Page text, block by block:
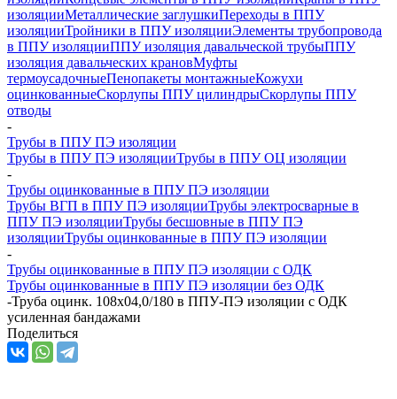
изоляцииМеталлические заглушкиПереходы в ППУ
изоляцииТройники в ППУ изоляцииЭлементы трубопровода
в ППУ изоляцииППУ изоляция давальческой трубыППУ
изоляция давальческих крановМуфты
термоусадочныеПенопакеты монтажныеКожухи
оцинкованныеСкорлупы ППУ цилиндрыСкорлупы ППУ
отводы
-
Трубы в ППУ ПЭ изоляции
Трубы в ППУ ПЭ изоляцииТрубы в ППУ ОЦ изоляции
-
Трубы оцинкованные в ППУ ПЭ изоляции
Трубы ВГП в ППУ ПЭ изоляцииТрубы электросварные в
ППУ ПЭ изоляцииТрубы бесшовные в ППУ ПЭ
изоляцииТрубы оцинкованные в ППУ ПЭ изоляции
-
Трубы оцинкованные в ППУ ПЭ изоляции с ОДК
Трубы оцинкованные в ППУ ПЭ изоляции без ОДК
-Труба оцинк. 108х04,0/180 в ППУ-ПЭ изоляции с ОДК
усиленная бандажами
Поделиться